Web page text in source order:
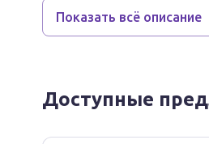
Клинико-
Показать всё описание
Доступные